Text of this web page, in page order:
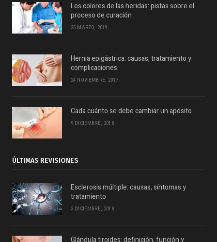
Los colores de las heridas: pistas sobre el
proceso de curación
25 MARZO, 2019
Hernia epigástrica: causas, tratamiento y
complicaciones
24 NOVIEMBRE, 2017
Cada cuánto se debe cambiar un apósito
9 DICIEMBRE, 2018
ÚLTIMAS REVISIONES
Esclerosis múltiple: causas, síntomas y
tratamiento
3 DICIEMBRE, 2018
Glándula tiroides: definición, función y